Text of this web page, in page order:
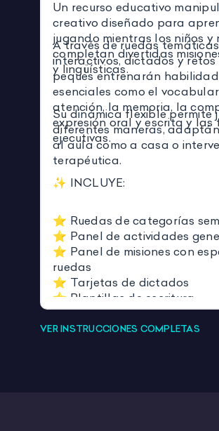
Un recurso educativo
creativo diseñado para
jugando mientras los niños y
completan divertidas
y lingüísticas.
A través de ruedas
interactivos, dictados y retos
peques entrenarán
esenciales como el
atención, la memoria, la
expresión oral y escrita y las
ejecutivas.
Su dinámica flexible permite
diferentes maneras,
al aula como a casa o
terapéutica.
✨ INCLUYE:
⭐ Ruedas de categorías
⭐ Panel de actividades
⭐ Panel de misiones con
ruedas
⭐ Tarjetas de dictados
⭐ Plantillas de escritura
⭐ Actividades de revisión
⭐ Retos de observación,
VER INSTRUCCIONES COMPLETAS